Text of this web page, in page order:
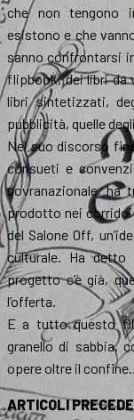
che non tengono
esistono e che
sanno confrontarsi
flipbook, dei libri da
libri sintetizzati,
pubblicità, quelle
Nel suo discorso
consueti e
sovranazionale, ha
prodotto nei
del Salone Off,
culturale. Ha
progetto c’è già,
l’offerta.
E a tutto questo
granello di sabbia,
opere oltre il
ARTICOLI